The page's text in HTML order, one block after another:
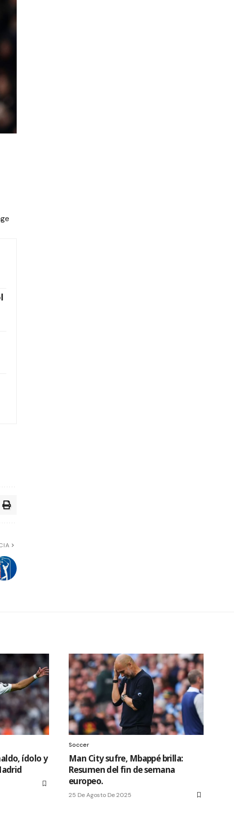
ídolo y
Soccer
Man City sufre, Mbappé brilla:
Resumen del fin de semana
europeo.
25 De Agosto De 2025